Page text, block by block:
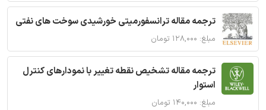
ترجمه مقاله ترانسفورمیتی خورشیدی سوخت های نفتی
مبلغ: ۱۲۸,۰۰۰ تومان
ترجمه مقاله تشخیص نقطه تغییر با نمودارهای کنترل
استوار
مبلغ: ۱۴۰,۰۰۰ تومان